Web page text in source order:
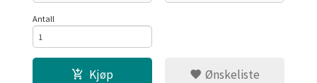
Antall
Kjøp Ønskeliste